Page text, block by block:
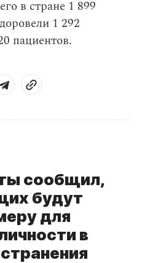
в стране 1 899
1 292
пациентов.
сообщил,
будут
для
в